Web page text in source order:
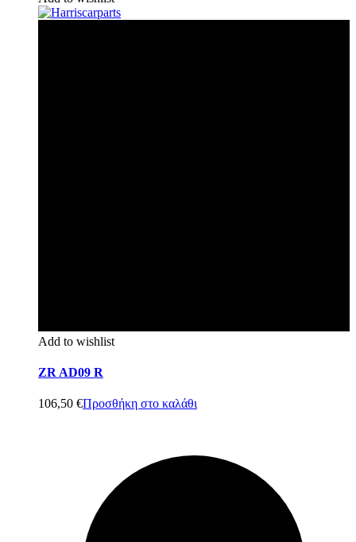
Add to wishlist
ZR AD09 R
106,50 €Προσθήκη στο καλάθι